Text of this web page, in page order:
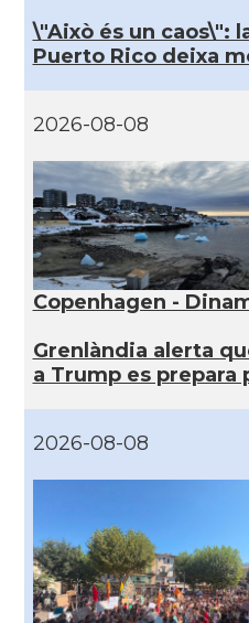
\"Això és un caos\":
Puerto Rico deixa
2026-08-08
Copenhagen -
Grenlàndia alerta
a Trump es prepara
2026-08-08